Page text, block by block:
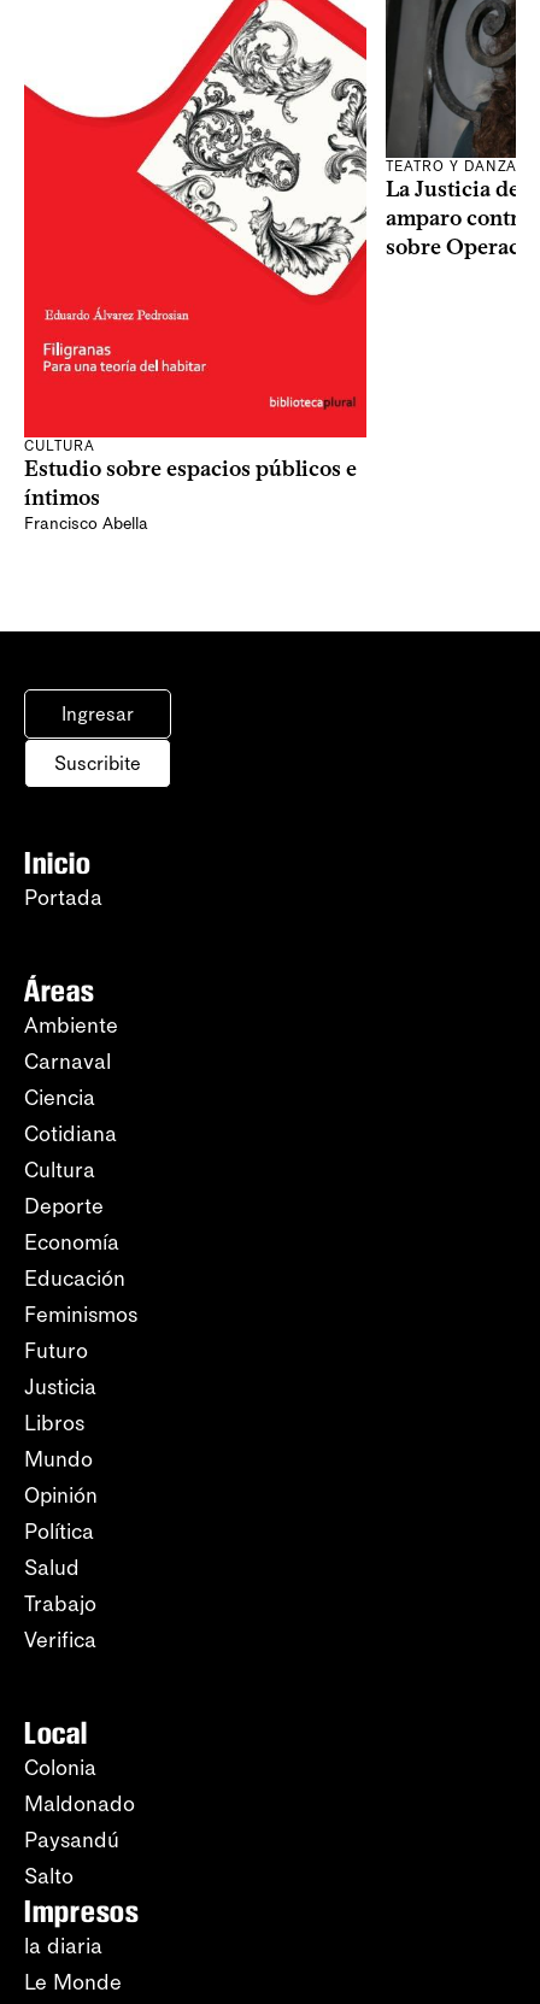
CULTURA
Estudio sobre espacios públicos e
íntimos
Francisco Abella
TEATRO Y DANZA
La Justicia
amparo contra
sobre
Ingresar
Suscribite
Inicio
Portada
Áreas
Ambiente
Carnaval
Ciencia
Cotidiana
Cultura
Deporte
Economía
Educación
Feminismos
Futuro
Justicia
Libros
Mundo
Opinión
Política
Salud
Trabajo
Verifica
Local
Colonia
Maldonado
Paysandú
Salto
Impresos
la diaria
Le Monde